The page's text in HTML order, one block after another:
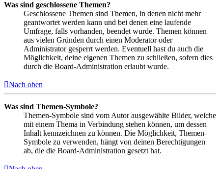
Was sind geschlossene Themen?
Geschlossene Themen sind Themen, in denen nicht mehr
geantwortet werden kann und bei denen eine laufende
Umfrage, falls vorhanden, beendet wurde. Themen können
aus vielen Gründen durch einen Moderator oder
Administrator gesperrt werden. Eventuell hast du auch die
Möglichkeit, deine eigenen Themen zu schließen, sofern dies
durch die Board-Administration erlaubt wurde.
Nach oben
Was sind Themen-Symbole?
Themen-Symbole sind vom Autor ausgewählte Bilder, welche
mit einem Thema in Verbindung stehen können, um dessen
Inhalt kennzeichnen zu können. Die Möglichkeit, Themen-
Symbole zu verwenden, hängt von deinen Berechtigungen
ab, die die Board-Administration gesetzt hat.